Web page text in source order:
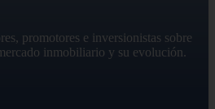
promotores e inversionistas sobre
inmobiliario y su evolución.